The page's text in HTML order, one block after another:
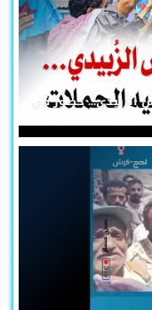
الزُبيدي... حضورٌ في